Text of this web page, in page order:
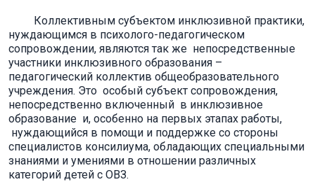
Коллективным субъектом инклюзивной практики,
нуждающимся в психолого-педагогическом
сопровождении, являются так же непосредственные
участники инклюзивного образования –
педагогический коллектив общеобразовательного
учреждения. Это особый субъект сопровождения,
непосредственно включенный в инклюзивное
образование и, особенно на первых этапах работы,
нуждающийся в помощи и поддержке со стороны
специалистов консилиума, обладающих специальными
знаниями и умениями в отношении различных
категорий детей с ОВЗ.